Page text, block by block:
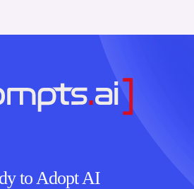
to Adopt AI